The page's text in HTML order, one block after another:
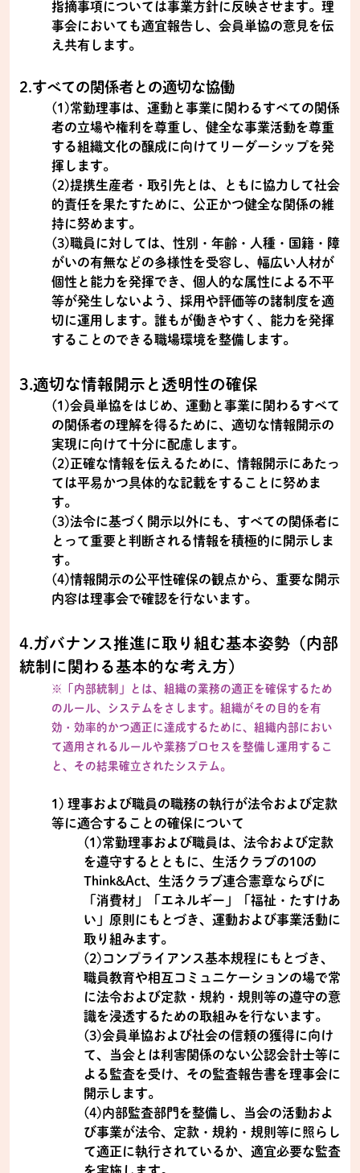
指摘事項については事業方針に反映させます。理
事会においても適宜報告し、会員単協の意見を伝
え共有します。
2.すべての関係者との適切な協働
(1)常勤理事は、運動と事業に関わるすべての関係
者の立場や権利を尊重し、健全な事業活動を尊重
する組織文化の醸成に向けてリーダーシップを発
揮します。
(2)提携生産者・取引先とは、ともに協力して社会
的責任を果たすために、公正かつ健全な関係の維
持に努めます。
(3)職員に対しては、性別・年齢・人種・国籍・障
がいの有無などの多様性を受容し、幅広い人材が
個性と能力を発揮でき、個人的な属性による不平
等が発生しないよう、採用や評価等の諸制度を適
切に運用します。誰もが働きやすく、能力を発揮
することのできる職場環境を整備します。
3.適切な情報開示と透明性の確保
(1)会員単協をはじめ、運動と事業に関わるすべて
の関係者の理解を得るために、適切な情報開示の
実現に向けて十分に配慮します。
(2)正確な情報を伝えるために、情報開示にあたっ
ては平易かつ具体的な記載をすることに努めま
す。
(3)法令に基づく開示以外にも、すべての関係者に
とって重要と判断される情報を積極的に開示しま
す。
(4)情報開示の公平性確保の観点から、重要な開示
内容は理事会で確認を行ないます。
4.ガバナンス推進に取り組む基本姿勢（内部
統制に関わる基本的な考え方）
※「内部統制」とは、組織の業務の適正を確保するため
のルール、システムをさします。組織がその目的を有
効・効率的かつ適正に達成するために、組織内部におい
て適用されるルールや業務プロセスを整備し運用するこ
と、その結果確立されたシステム。
1) 理事および職員の職務の執行が法令および定款
等に適合することの確保について
(1)常勤理事および職員は、法令および定款
を遵守するとともに、生活クラブの10の
Think&Act、生活クラブ連合憲章ならびに
「消費材」「エネルギー」「福祉・たすけあ
い」原則にもとづき、運動および事業活動に
取り組みます。
(2)コンプライアンス基本規程にもとづき、
職員教育や相互コミュニケーションの場で常
に法令および定款・規約・規則等の遵守の意
識を浸透するための取組みを行ないます。
(3)会員単協および社会の信頼の獲得に向け
て、当会とは利害関係のない公認会計士等に
よる監査を受け、その監査報告書を理事会に
開示します。
(4)内部監査部門を整備し、当会の活動およ
び事業が法令、定款・規約・規則等に照らし
て適正に執行されているか、適宜必要な監査